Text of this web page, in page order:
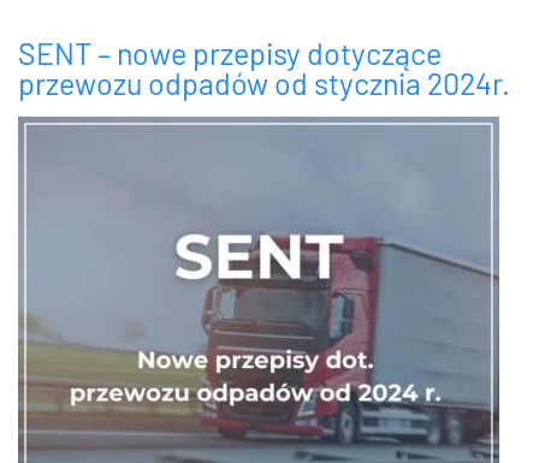
SENT – nowe przepisy dotyczące
przewozu odpadów od stycznia 2024r.